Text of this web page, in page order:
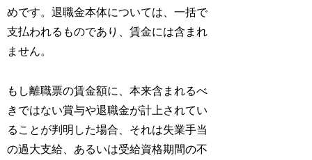
めです。退職金本体については、一括で
支払われるものであり、賃金には含まれ
ません。
もし離職票の賃金額に、本来含まれるべ
きではない賞与や退職金が計上されてい
ることが判明した場合、それは失業手当
の過大支給、あるいは受給資格期間の不